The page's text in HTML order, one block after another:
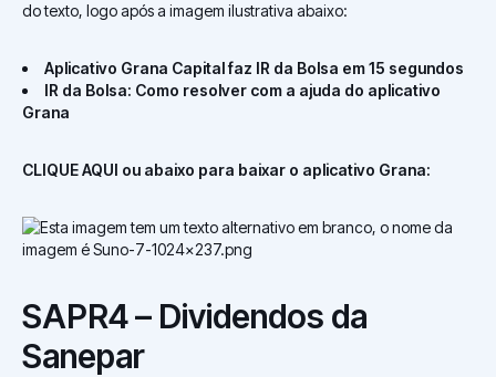
do texto, logo após a imagem ilustrativa abaixo:
Aplicativo Grana Capital faz IR da Bolsa em 15 segundos
IR da Bolsa: Como resolver com a ajuda do aplicativo
Grana
CLIQUE AQUI ou abaixo para baixar o aplicativo Grana:
SAPR4 – Dividendos da
Sanepar